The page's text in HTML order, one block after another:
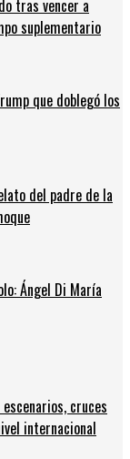
tras vencer a
suplementario
que doblegó los
del padre de la
Ángel Di María
cruces
internacional